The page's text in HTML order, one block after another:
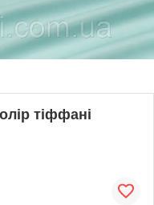
тіффані